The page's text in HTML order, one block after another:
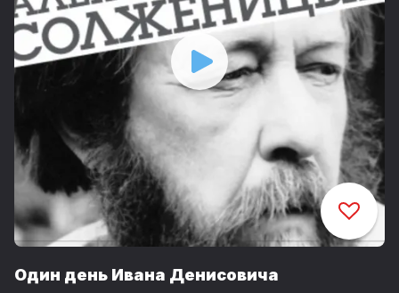
Один день Ивана Денисовича